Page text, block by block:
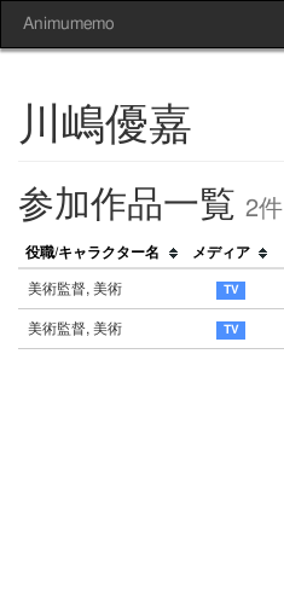
Animumemo
川嶋優嘉
参加作品一覧 2件
役職/キャラクター名 メディア
美術監督, 美術
美術監督, 美術